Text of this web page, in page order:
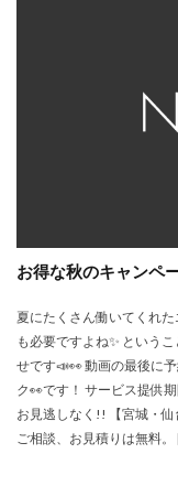
お得な秋のキャンペ
夏にたくさん働いてくれ
も必要ですよね✨ という
せです📣👀 動画の最後に
ク👀です！ サービス提供
お見逃しなく!! 【宮城・仙
ご相談、お見積りは無料